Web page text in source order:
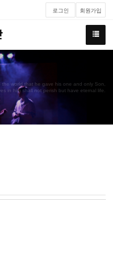
로그인 회원가입
the world that he gave his one and only Son,
in him shall not perish but have eternal life.